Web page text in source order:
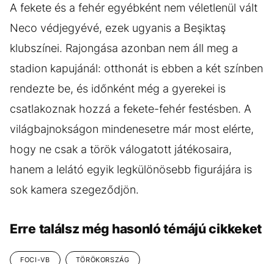
A fekete és a fehér egyébként nem véletlenül vált
Neco védjegyévé, ezek ugyanis a Beşiktaş
klubszínei. Rajongása azonban nem áll meg a
stadion kapujánál: otthonát is ebben a két színben
rendezte be, és időnként még a gyerekei is
csatlakoznak hozzá a fekete-fehér festésben. A
világbajnokságon mindenesetre már most elérte,
hogy ne csak a török válogatott játékosaira,
hanem a lelátó egyik legkülönösebb figurájára is
sok kamera szegeződjön.
Erre találsz még hasonló témájú cikkeket
FOCI-VB TÖRÖKORSZÁG